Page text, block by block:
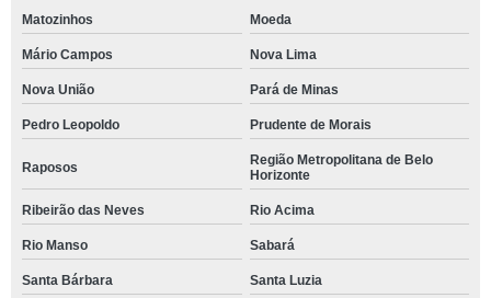
Matozinhos Moeda
Mário Campos Nova Lima
Nova União Pará de Minas
Pedro Leopoldo Prudente de Morais
Raposos
Região Metropolitana de Belo
Horizonte
Ribeirão das Neves Rio Acima
Rio Manso Sabará
Santa Bárbara Santa Luzia